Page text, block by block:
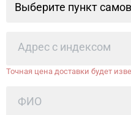
Выберите пункт
Точная цена доставки будет